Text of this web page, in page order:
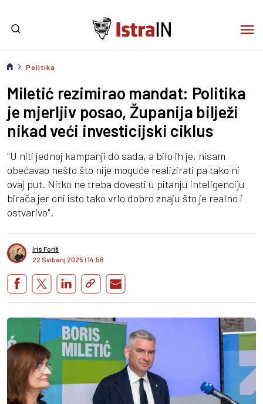
Politika
Miletić rezimirao mandat: Politika
je mjerljiv posao, Županija bilježi
nikad veći investicijski ciklus
"U niti jednoj kampanji do sada, a bilo ih je, nisam
obećavao nešto što nije moguće realizirati pa tako ni
ovaj put. Nitko ne treba dovesti u pitanju inteligenciju
birača jer oni isto tako vrlo dobro znaju što je realno i
ostvarivo".
Iris Foriš
22 Svibanj 2025 I 14:58